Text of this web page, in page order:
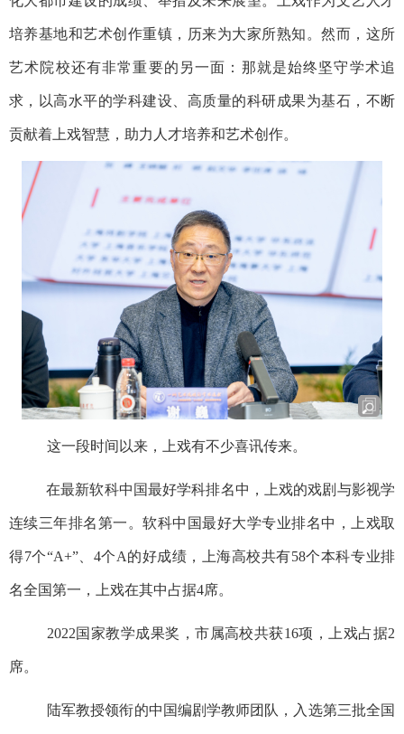
培养基地和艺术创作重镇，历来为大家所熟知。然而，这所
艺术院校还有非常重要的另一面：那就是始终坚守学术追
求，以高水平的学科建设、高质量的科研成果为基石，不断
贡献着上戏智慧，助力人才培养和艺术创作。
这一段时间以来，上戏有不少喜讯传来。
在最新软科中国最好学科排名中，上戏的戏剧与影视学
连续三年排名第一。软科中国最好大学专业排名中，上戏取
得7个“A+”、 4个A的好成绩，上海高校共有58个本科专业排
名全国第一，上戏在其中占据4席。
2022国家教学成果奖，市属高校共获16项，上戏占据2
席。
陆军教授领衔的中国编剧学教师团队，入选第三批全国